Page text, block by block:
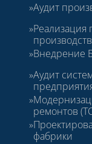
Аудит
Реализация
Внедрение
Аудит
ремонтов
фабрики